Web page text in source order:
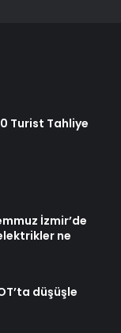
Turist Tahliye
İzmir’de
ne
düşüşle